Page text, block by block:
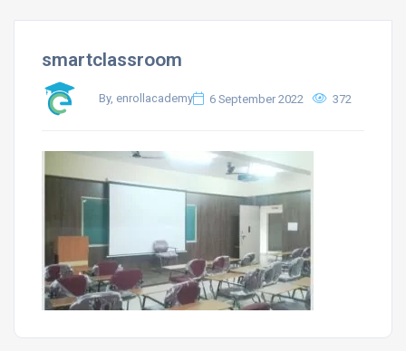
smartclassroom
By, enrollacademy 6 September 2022 372